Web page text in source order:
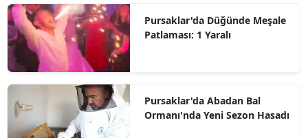
Pursaklar'da Düğünde Meşale
Patlaması: 1 Yaralı
Pursaklar'da Abadan Bal
Ormanı'nda Yeni Sezon Hasadı